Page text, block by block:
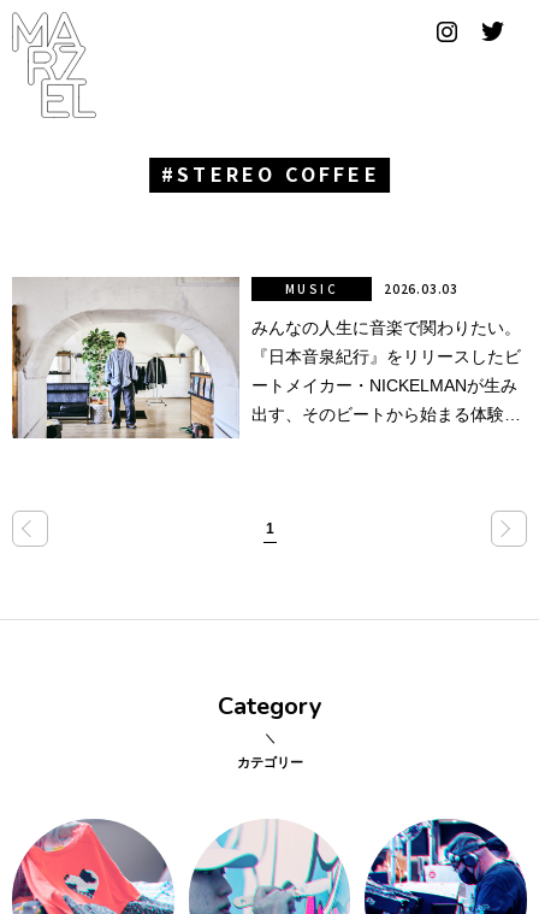
フィ
デザ
ナー
ー
プール
スーツ
ンテ
写真
阪
STEREO COFFEE
みんなの人生に音楽で関わりたい。
『日本音泉紀行』をリリースしたビ
ートメイカー・NICKELMANが生み
出す、そのビートから始まる体験と
MUSIC 2026.03.03
« 1 »
Category
カテゴリー